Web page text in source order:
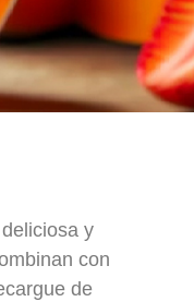
y
con
de